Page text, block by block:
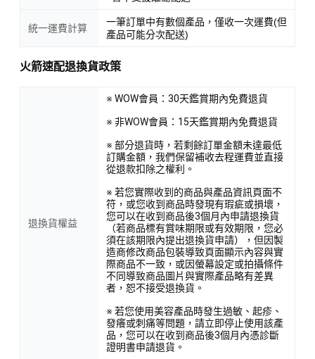
統一運費計算
一筆訂單中有數個產品，僅收一次運費(但
產品可能分次配送)
火箭速配退換貨政策
退換貨權益
※ WOW會員：30天鑑賞期內免費退貨
※ 非WOW會員：15天鑑賞期內免費退貨
※ 部分退貨時，若剩餘訂單金額未達最低
訂購金額，我們保留補收去程運費並直接
從退款扣除之權利。
※ 若您實際收到的商品與產品資訊頁面不
符，或您收到商品時發現有瑕疵或損壞，
您可以在收到商品後3個月內申請退換貨
（若商品標有賞味期限或有效期限，您必
須在該期限內提出退換貨申請），但因製
造商修改商品包裝導致頁面顯示內容與實
際商品不一致，或因螢幕設定或拍攝條件
不同導致商品圖片與實際產品略有差異
者，恕不接受退換貨。
※ 若您使用美容產品時發生過敏、起疹、
發癢或刺痛等問題，請立即停止使用該產
品，您可以在收到商品後3個月內憑診斷
證明書申請退貨。